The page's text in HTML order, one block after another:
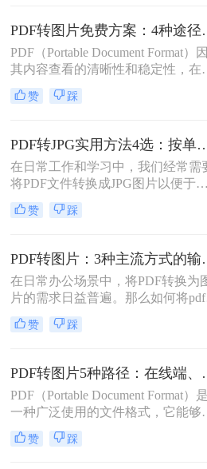
的方法，帮助读者轻松应对这一需
求。
PDF转图片
PDF（Portable Document Format）因
其内容查看的清晰性和稳定性，在
常工作和学习中得到了广泛应用。然
而，在某些情况下，我们可能需要将
活地编辑、分享或用于其他特殊用
途。那么pdf转图片怎么转免费呢？
下将详细介绍几种免费将PDF转换
图片的方法，帮助用户轻松实现格式
转换。
赞 踩
PDF转JPG实用方法4选：按单页
在日常工作和学习中，我们经常需
将PDF文件转换成JPG图片以便于浏
览、分享或编辑。PDF（Portable
Document Format）作为一种文档格
保护机制著称，但在某些情况下，我
们更希望将其转换为JPG（Joint
Photographic Experts Group）格式的
片文件。那么如何把pdf怎么转换成
jpg图片呢？本文将介绍几种实用的
法，帮助您轻松实现PDF到JPG的转
赞 踩
PDF转图片
在日常办公场景中，将PDF转换为
片的需求日益普遍。那么如何将pdf
换成图片呢？本文精选三种主流方
法，助您高效完成格式转换。
赞 踩
PDF转图片5
PDF（Portable Document Format）是
一种广泛使用的文件格式，它能够
持文档格式不变，无论在哪种设备上
打开都能呈现出一致的效果。然而，
赞 踩